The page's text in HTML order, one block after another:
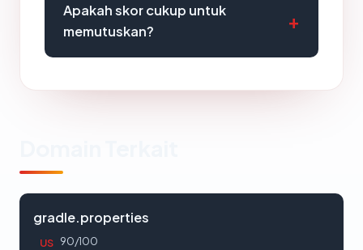
Apakah skor cukup untuk
memutuskan?
gradle.properties
US 90/100